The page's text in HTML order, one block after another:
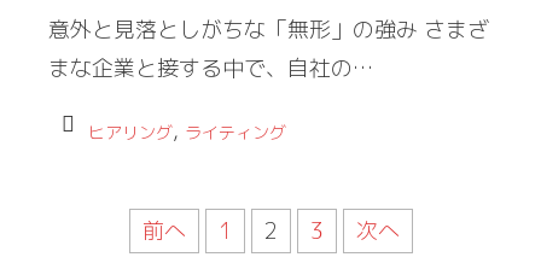
意外と見落としがちな「無形」の強み さまざ
まな企業と接する中で、自社の…
ヒアリング, ライティング
前へ 1 2 3 次へ